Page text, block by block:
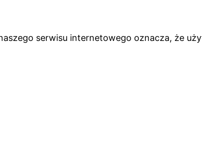
serwisu internetowego oznacza, że